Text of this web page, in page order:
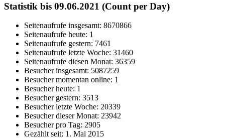
Statistik bis 09.06.2021 (Count per Day)
Seitenaufrufe insgesamt: 8670866
Seitenaufrufe heute: 1
Seitenaufrufe gestern: 7461
Seitenaufrufe letzte Woche: 31460
Seitenaufrufe diesen Monat: 36359
Besucher insgesamt: 5087259
Besucher momentan online: 1
Besucher heute: 1
Besucher gestern: 3513
Besucher letzte Woche: 20339
Besucher dieser Monat: 23942
Besucher pro Tag: 2905
Gezählt seit: 1. Mai 2015